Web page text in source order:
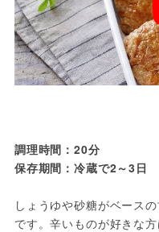
調理時間：20分
保存期間：冷蔵で2～3日
しょうゆや砂糖がベース
です。辛いものが好きな